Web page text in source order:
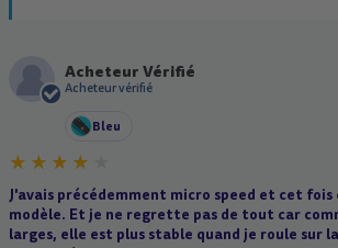
A
Acheteur Vérifié
Acheteur vérifié
Bleu
J'avais précédemment micro speed et cet fois
modèle. Et je ne regrette pas de tout car
larges, elle est plus stable quand je roule sur